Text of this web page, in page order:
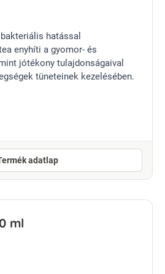
hatással
enyhíti a gyomor- és
jótékony tulajdonságaival
tüneteinek kezelésében.
adatlap
ml